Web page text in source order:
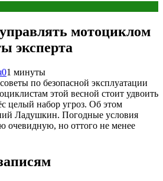
мотоциклом
эксперта
01 минуты
по безопасной эксплуатации
этой весной стоит удвоить
целый набор угроз. Об этом
Ладушкин. Погодные условия
очевидную, но оттого не менее